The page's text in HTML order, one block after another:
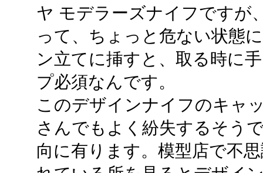
ヤ モデラーズナイフですが
って、ちょっと危ない状態
ン立てに挿すと、取る時に
プ必須なんです。
このデザインナイフのキャ
さんでもよく紛失するそう
向に有ります。模型店で不